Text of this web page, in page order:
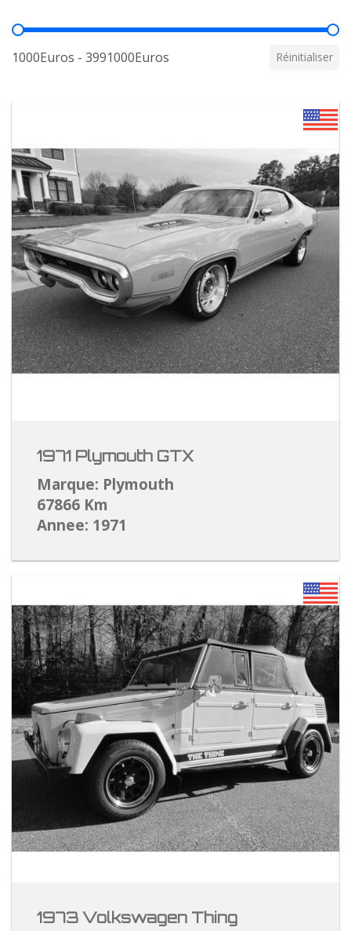
Prix
1000Euros - 3991000Euros Réinitialiser
1971 Plymouth GTX
Marque: Plymouth
67866 Km
Annee: 1971
1973 Volkswagen Thing